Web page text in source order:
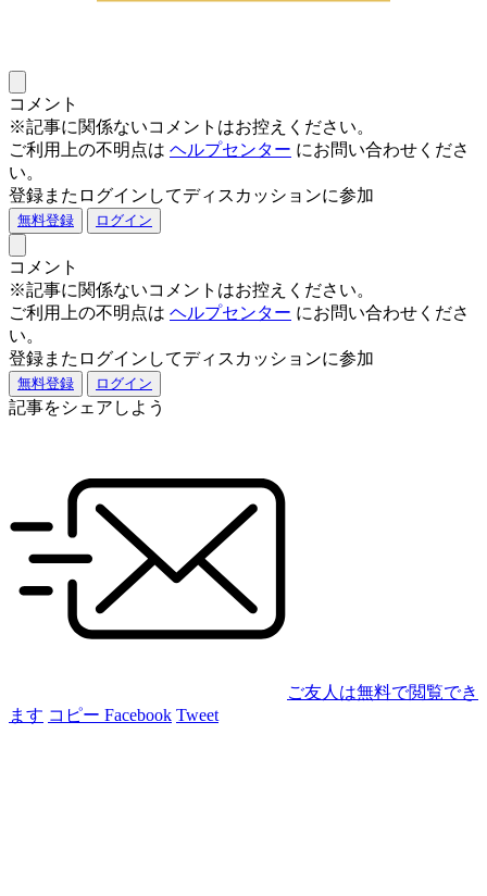
コメント
※記事に関係ないコメントはお控えください。
ご利用上の不明点は ヘルプセンター にお問い合わせくださ
い。
登録またログインしてディスカッションに参加
無料登録 ログイン
コメント
※記事に関係ないコメントはお控えください。
ご利用上の不明点は ヘルプセンター にお問い合わせくださ
い。
登録またログインしてディスカッションに参加
無料登録 ログイン
記事をシェアしよう
ご友人は無料で閲覧でき
ます コピー Facebook Tweet